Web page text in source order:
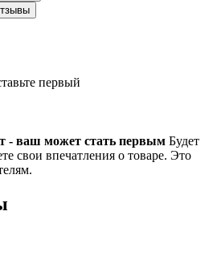
первый
- ваш может стать первым Будет
свои впечатления о товаре. Это